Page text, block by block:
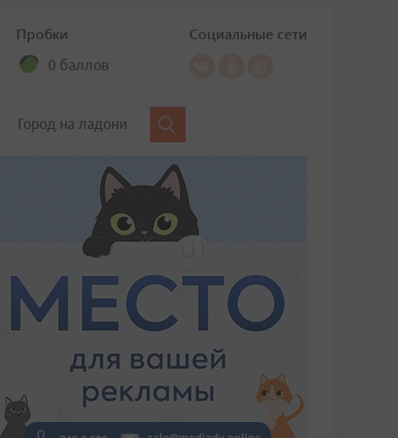
Пробки
0 баллов
Социальные сети
Город на ладони